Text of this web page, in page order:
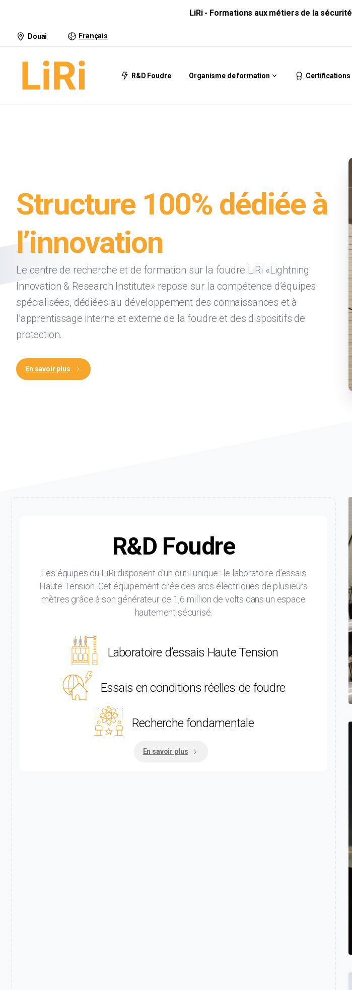
LiRi - Formations aux métiers de la sécurité
Douai Français
R&D Foudre Organisme de formation Certifications
Structure 100% dédiée à
l’innovation
Le centre de recherche et de formation sur la foudre LiRi «Lightning
Innovation & Research Institute» repose sur la compétence d’équipes
spécialisées, dédiées au développement des connaissances et à
l’apprentissage interne et externe de la foudre et des dispositifs de
protection.
En savoir plus
R&D Foudre
Les équipes du LiRi disposent d’un outil unique : le laboratoire d’essais
Haute Tension. Cet équipement crée des arcs électriques de plusieurs
mètres grâce à son générateur de 1,6 million de volts dans un espace
hautement sécurisé.
Laboratoire d’essais Haute Tension
Essais en conditions réelles de foudre
Recherche fondamentale
En savoir plus